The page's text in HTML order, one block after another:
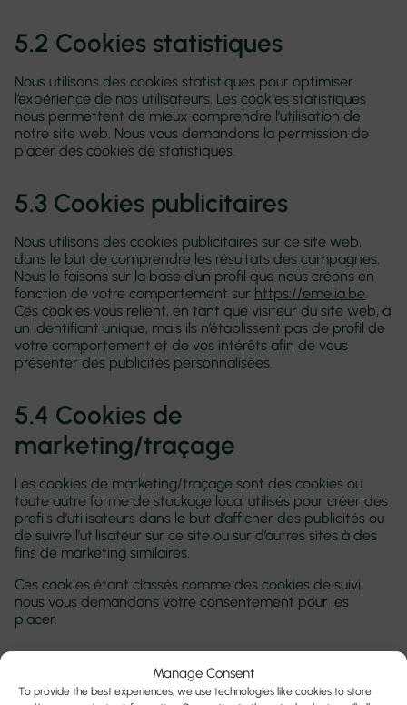
Manage Consent
To provide the best experiences, we use technologies like cookies to store
5.2 Cookies statistiques
Nous utilisons des cookies statistiques pour optimiser
l’expérience de nos utilisateurs. Les cookies statistiques
nous permettent de mieux comprendre l’utilisation de
notre site web. Nous vous demandons la permission de
placer des cookies de statistiques.
5.3 Cookies publicitaires
Nous utilisons des cookies publicitaires sur ce site web,
dans le but de comprendre les résultats des campagnes.
Nous le faisons sur la base d’un profil que nous créons en
fonction de votre comportement sur https://emelia.be.
Ces cookies vous relient, en tant que visiteur du site web, à
un identifiant unique, mais ils n’établissent pas de profil de
votre comportement et de vos intérêts afin de vous
présenter des publicités personnalisées.
5.4 Cookies de
marketing/traçage
Les cookies de marketing/traçage sont des cookies ou
toute autre forme de stockage local utilisés pour créer des
profils d’utilisateurs dans le but d’afficher des publicités ou
de suivre l’utilisateur sur ce site ou sur d’autres sites à des
fins de marketing similaires.
Ces cookies étant classés comme des cookies de suivi,
nous vous demandons votre consentement pour les
placer.
6. Autorisation